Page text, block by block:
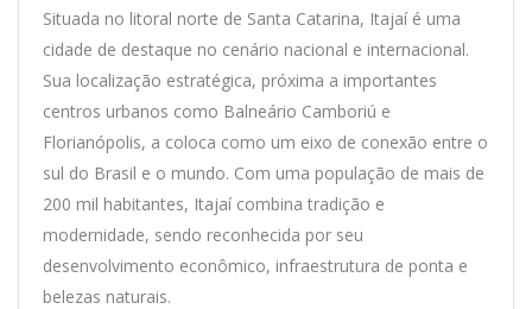
Situada no litoral norte de Santa Catarina, Itajaí é uma
cidade de destaque no cenário nacional e internacional.
Sua localização estratégica, próxima a importantes
centros urbanos como Balneário Camboriú e
Florianópolis, a coloca como um eixo de conexão entre o
sul do Brasil e o mundo. Com uma população de mais de
200 mil habitantes, Itajaí combina tradição e
modernidade, sendo reconhecida por seu
desenvolvimento econômico, infraestrutura de ponta e
belezas naturais.